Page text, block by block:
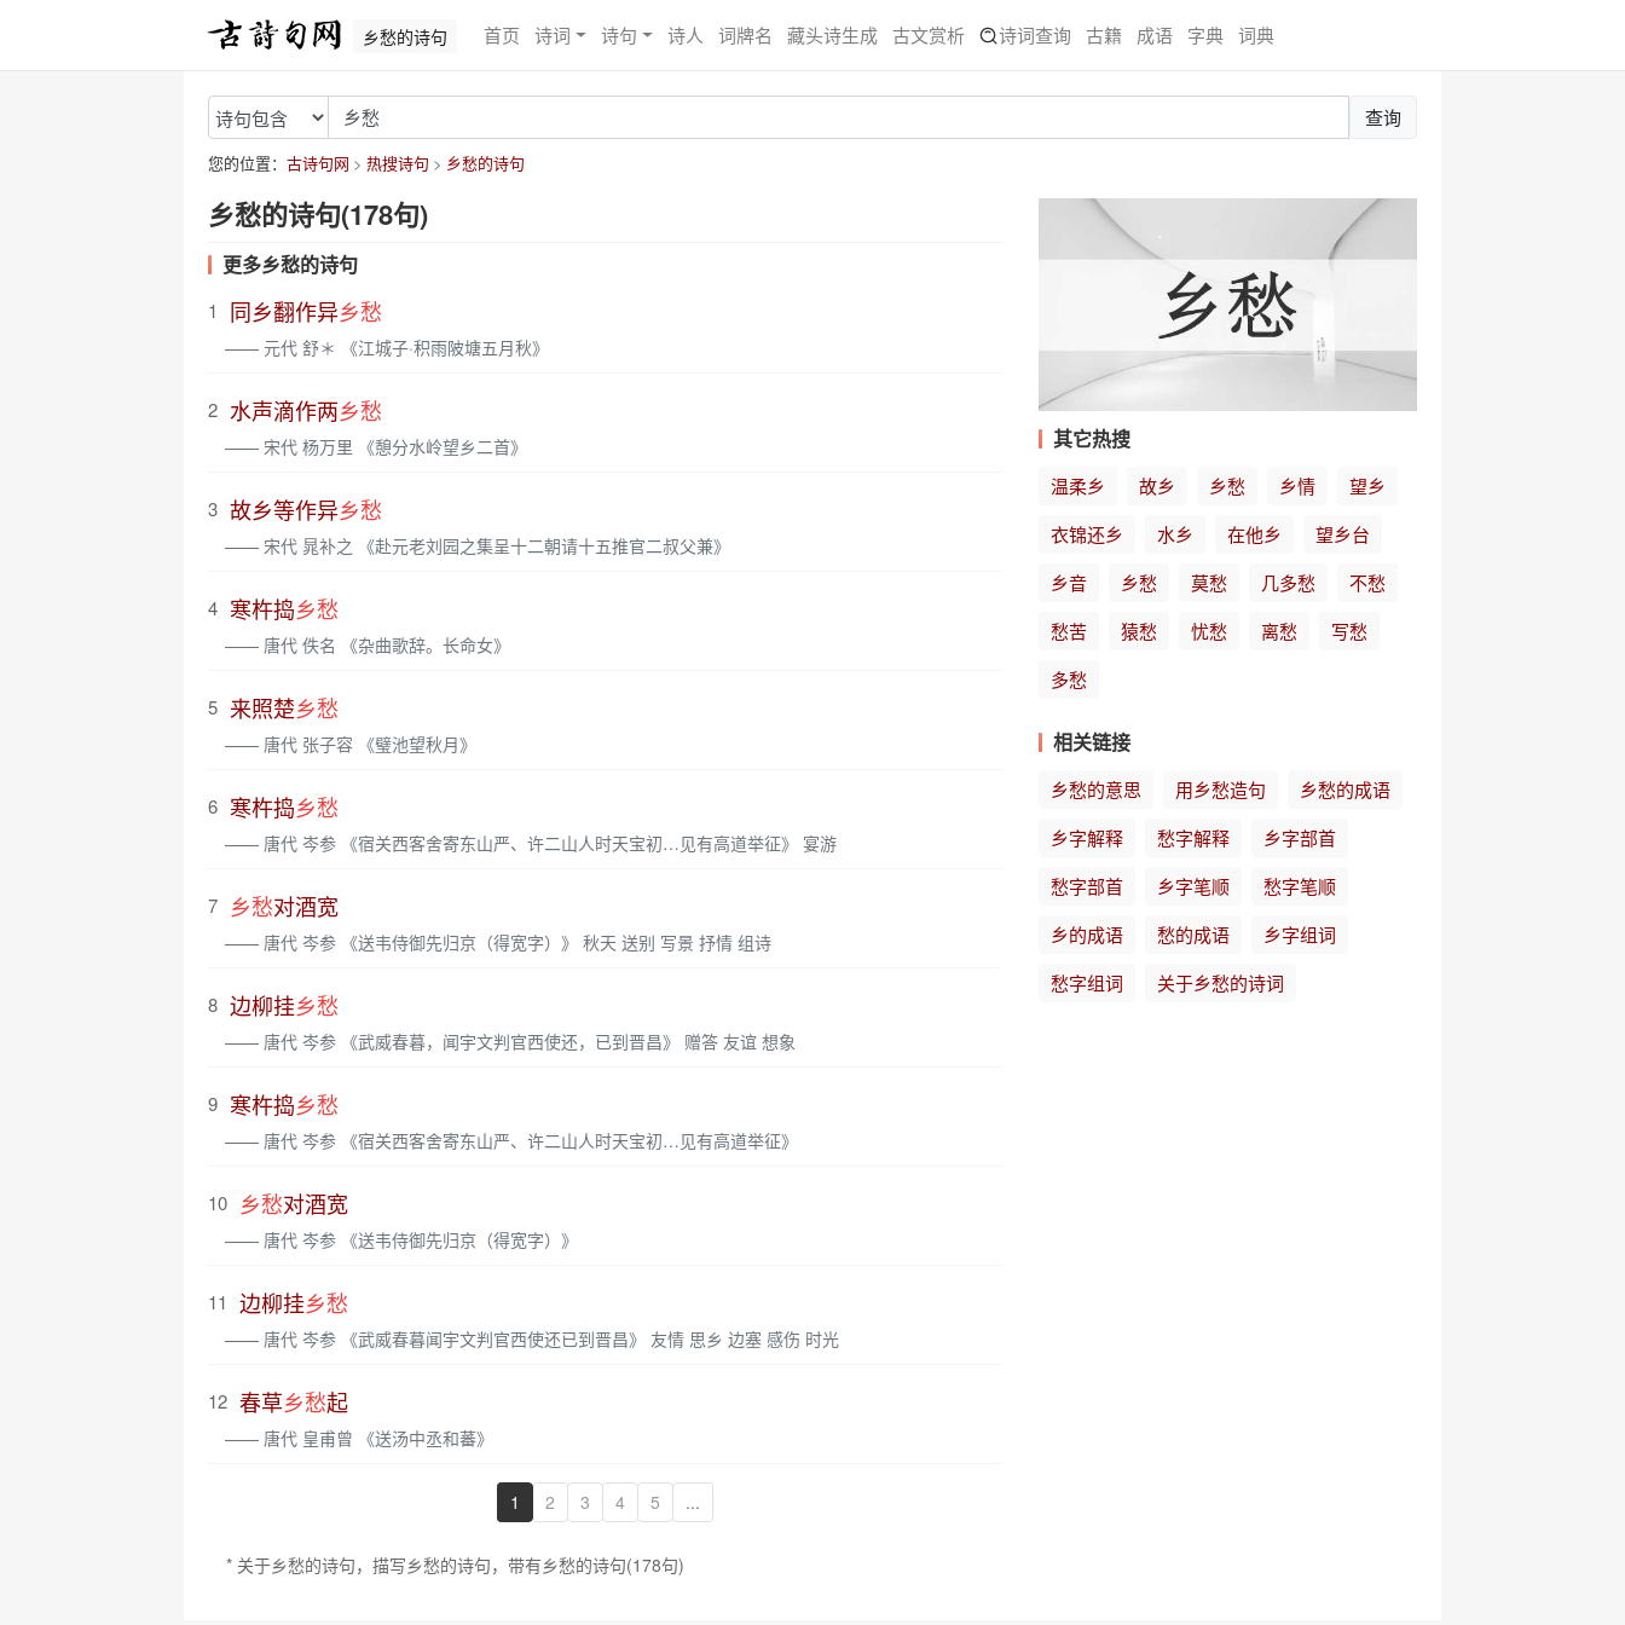
乡愁的诗句 首页 诗词 诗句 诗人 词牌名 藏头诗生成 古文赏析 诗词查询 古籍 成语 字典 词典
查询
您的位置： 古诗句网 热搜诗句 乡愁的诗句
乡愁的诗句(178句)
更多乡愁的诗句
1 同乡翻作异乡愁
—— 元代 舒＊ 《江城子·积雨陂塘五月秋》
2 水声滴作两乡愁
—— 宋代 杨万里 《憩分水岭望乡二首》
3 故乡等作异乡愁
—— 宋代 晁补之 《赴元老刘园之集呈十二朝请十五推官二叔父兼》
4 寒杵捣乡愁
—— 唐代 佚名 《杂曲歌辞。长命女》
5 来照楚乡愁
—— 唐代 张子容 《璧池望秋月》
6 寒杵捣乡愁
—— 唐代 岑参 《宿关西客舍寄东山严、许二山人时天宝初…见有高道举征》 宴游
7 乡愁对酒宽
—— 唐代 岑参 《送韦侍御先归京（得宽字）》 秋天 送别 写景 抒情 组诗
8 边柳挂乡愁
—— 唐代 岑参 《武威春暮，闻宇文判官西使还，已到晋昌》 赠答 友谊 想象
9 寒杵捣乡愁
—— 唐代 岑参 《宿关西客舍寄东山严、许二山人时天宝初…见有高道举征》
10 乡愁对酒宽
—— 唐代 岑参 《送韦侍御先归京（得宽字）》
11 边柳挂乡愁
—— 唐代 岑参 《武威春暮闻宇文判官西使还已到晋昌》 友情 思乡 边塞 感伤 时光
12 春草乡愁起
—— 唐代 皇甫曾 《送汤中丞和蕃》
1 2 3 4 5 ...
* 关于乡愁的诗句，描写乡愁的诗句，带有乡愁的诗句(178句)
其它热搜
温柔乡 故乡 乡愁 乡情
望乡
衣锦还乡
水乡 在他乡
望乡台
乡音
乡愁 莫愁 几多愁
不愁
愁苦
猿愁 忧愁 离愁
写愁
多愁
相关链接
乡愁的意思 用乡愁造句
乡愁的成语
乡字解释
愁字解释
乡字部首
愁字部首
乡字笔顺
愁字笔顺
乡的成语
愁的成语
乡字组词
愁字组词
关于乡愁的诗词